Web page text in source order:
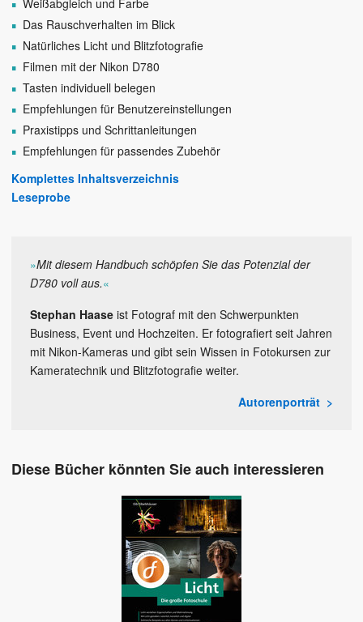
Weißabgleich und Farbe
Das Rauschverhalten im Blick
Natürliches Licht und Blitzfotografie
Filmen mit der Nikon D780
Tasten individuell belegen
Empfehlungen für Benutzereinstellungen
Praxistipps und Schrittanleitungen
Empfehlungen für passendes Zubehör
Komplettes Inhaltsverzeichnis
Leseprobe
»Mit diesem Handbuch schöpfen Sie das Potenzial der
D780 voll aus.«
Stephan Haase ist Fotograf mit den Schwerpunkten
Business, Event und Hochzeiten. Er fotografiert seit Jahren
mit Nikon-Kameras und gibt sein Wissen in Fotokursen zur
Kameratechnik und Blitzfotografie weiter.
Autorenporträt
Diese Bücher könnten Sie auch interessieren